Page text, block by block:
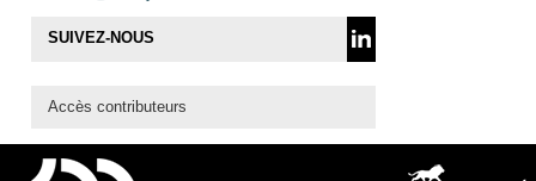
SUIVEZ-NOUS
Accès contributeurs